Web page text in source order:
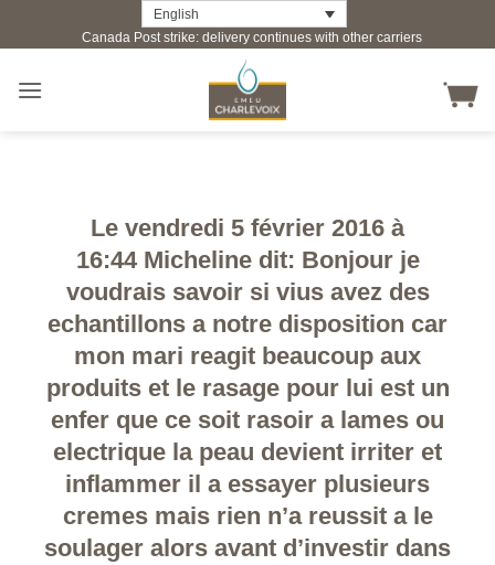
English
Canada Post strike: delivery continues with other carriers
Le vendredi 5 février 2016 à
16:44 Micheline dit: Bonjour je
voudrais savoir si vius avez des
echantillons a notre disposition car
mon mari reagit beaucoup aux
produits et le rasage pour lui est un
enfer que ce soit rasoir a lames ou
electrique la peau devient irriter et
inflammer il a essayer plusieurs
cremes mais rien n’a reussit a le
soulager alors avant d’investir dans